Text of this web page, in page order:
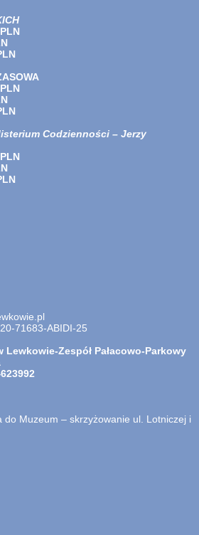
Codzienności – Jerzy
71683-ABIDI-25
Lewkowie-Zespół Pałacowo-Parkowy
do Muzeum – skrzyżowanie ul. Lotniczej i